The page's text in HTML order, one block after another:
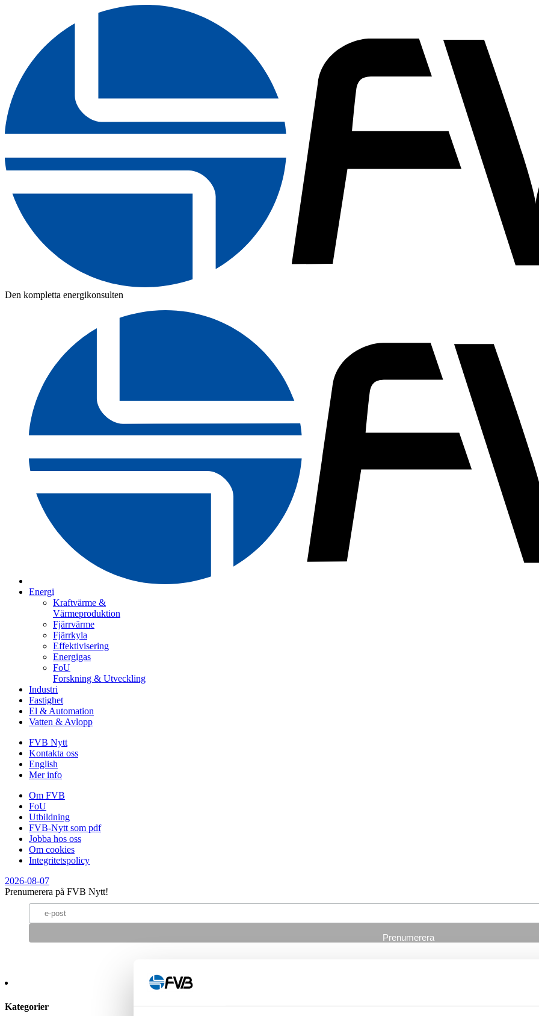
Den kompletta energikonsulten
Energi
Kraftvärme &
Värmeproduktion
Fjärrvärme
Fjärrkyla
Effektivisering
Energigas
FoU
Forskning & Utveckling
Industri
Fastighet
El & Automation
Vatten & Avlopp
FVB Nytt
Kontakta oss
English
Mer info
Om FVB
FoU
Utbildning
FVB-Nytt som pdf
Jobba hos oss
Om cookies
Integritetspolicy
2026-08-07
Prenumerera på FVB Nytt!
Kategorier